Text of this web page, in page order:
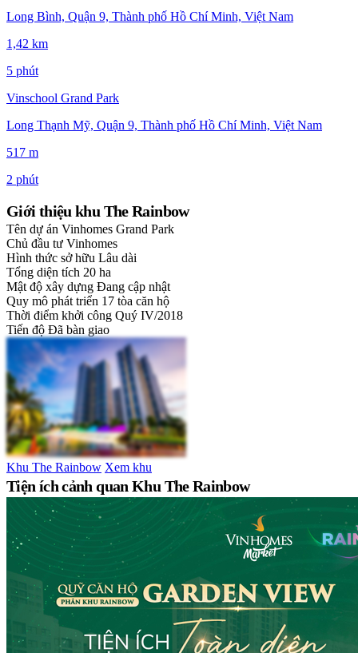
Long Bình, Quận 9, Thành phố Hồ Chí Minh, Việt Nam
1,42 km
5 phút
Vinschool Grand Park
Long Thạnh Mỹ, Quận 9, Thành phố Hồ Chí Minh, Việt Nam
517 m
2 phút
Giới thiệu khu The Rainbow
Tên dự án Vinhomes Grand Park
Chủ đầu tư Vinhomes
Hình thức sở hữu Lâu dài
Tổng diện tích 20 ha
Mật độ xây dựng Đang cập nhật
Quy mô phát triển 17 tòa căn hộ
Thời điểm khởi công Quý IV/2018
Tiến độ Đã bàn giao
Khu The Rainbow Xem khu
Tiện ích cảnh quan Khu The Rainbow